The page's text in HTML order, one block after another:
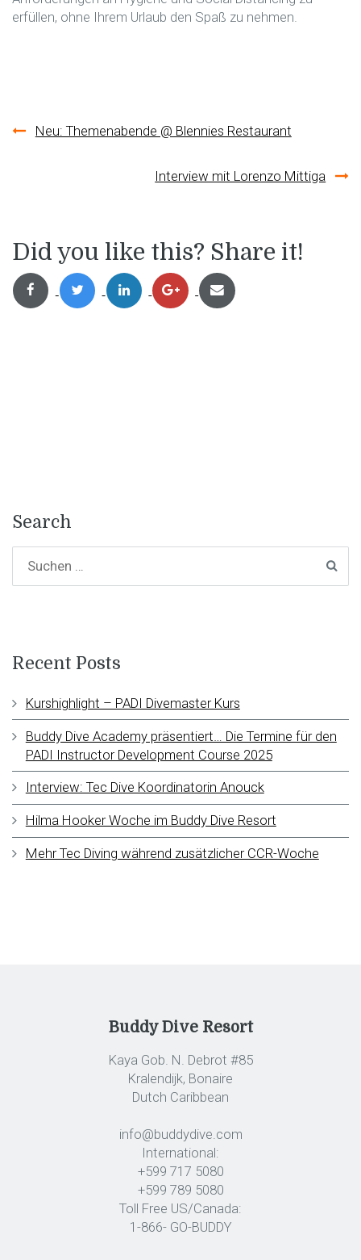
erfüllen, ohne Ihrem Urlaub den Spaß zu nehmen.
Beitragsnavigation
Neu: Themenabende @ Blennies Restaurant
Interview mit Lorenzo Mittiga
Did you like this? Share it!
Search
Recent Posts
Kurshighlight – PADI Divemaster Kurs
Buddy Dive Academy präsentiert… Die Termine für den
PADI Instructor Development Course 2025
Interview: Tec Dive Koordinatorin Anouck
Hilma Hooker Woche im Buddy Dive Resort
Mehr Tec Diving während zusätzlicher CCR-Woche
Buddy Dive Resort
Kaya Gob. N. Debrot #85
Kralendijk, Bonaire
Dutch Caribbean
info@buddydive.com
International:
+599 717 5080
+599 789 5080
Toll Free US/Canada:
1-866- GO-BUDDY